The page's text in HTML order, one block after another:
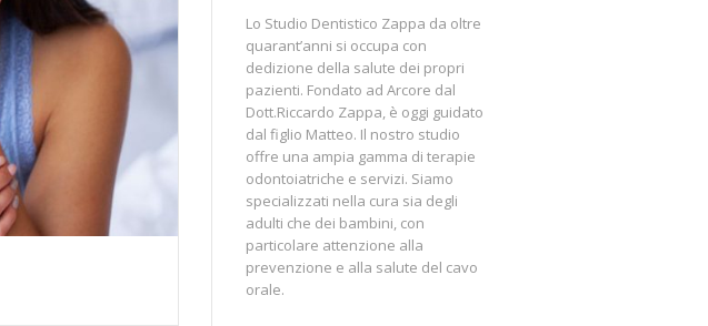
Lo Studio Dentistico Zappa da oltre
quarant’anni si occupa con
dedizione della salute dei propri
pazienti. Fondato ad Arcore dal
Dott.Riccardo Zappa, è oggi guidato
dal figlio Matteo. Il nostro studio
offre una ampia gamma di terapie
odontoiatriche e servizi. Siamo
specializzati nella cura sia degli
adulti che dei bambini, con
particolare attenzione alla
prevenzione e alla salute del cavo
orale.